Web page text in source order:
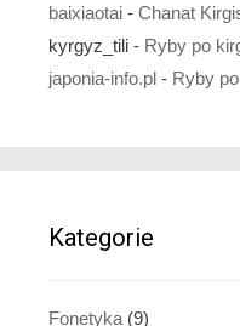
baixiaotai - Chanat
kyrgyz_tili - Ryby po
japonia-info.pl - Ryby
Kategorie
Fonetyka (9)